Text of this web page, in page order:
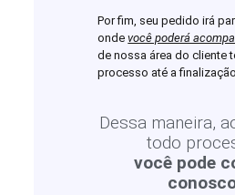
Por fim, seu pedido irá
ondevocê poderá
de nossa área do cliente
processo até a
Dessa maneira,
todo
você pode